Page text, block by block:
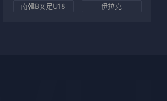
南韓B女足U18 伊拉克